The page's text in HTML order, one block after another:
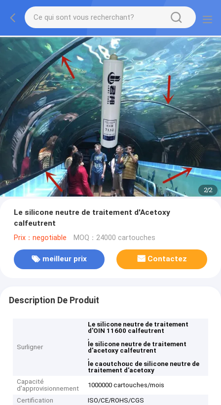
2/2
Le silicone neutre de traitement d'Acetoxy
calfeutrent
Prix：negotiable MOQ：24000 cartouches
meilleur prix Contactez
Description De Produit
Surligner
Le silicone neutre de traitement
d'OIN 11600 calfeutrent
,
le silicone neutre de traitement
d'acetoxy calfeutrent
,
le caoutchouc de silicone neutre de
traitement d'acetoxy
Capacité
d'approvisionnement
1000000 cartouches/mois
Certification
ISO/CE/ROHS/CGS